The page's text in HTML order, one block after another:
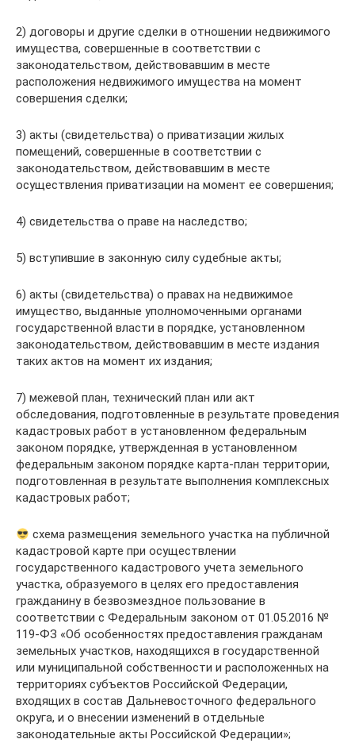
2) договоры и другие сделки в отношении недвижимого
имущества, совершенные в соответствии с
законодательством, действовавшим в месте
расположения недвижимого имущества на момент
совершения сделки;
3) акты (свидетельства) о приватизации жилых
помещений, совершенные в соответствии с
законодательством, действовавшим в месте
осуществления приватизации на момент ее совершения;
4) свидетельства о праве на наследство;
5) вступившие в законную силу судебные акты;
6) акты (свидетельства) о правах на недвижимое
имущество, выданные уполномоченными органами
государственной власти в порядке, установленном
законодательством, действовавшим в месте издания
таких актов на момент их издания;
7) межевой план, технический план или акт
обследования, подготовленные в результате проведения
кадастровых работ в установленном федеральным
законом порядке, утвержденная в установленном
федеральным законом порядке карта-план территории,
подготовленная в результате выполнения комплексных
кадастровых работ;
схема размещения земельного участка на публичной
кадастровой карте при осуществлении
государственного кадастрового учета земельного
участка, образуемого в целях его предоставления
гражданину в безвозмездное пользование в
соответствии с Федеральным законом от 01.05.2016 №
119-ФЗ «Об особенностях предоставления гражданам
земельных участков, находящихся в государственной
или муниципальной собственности и расположенных на
территориях субъектов Российской Федерации,
входящих в состав Дальневосточного федерального
округа, и о внесении изменений в отдельные
законодательные акты Российской Федерации»;